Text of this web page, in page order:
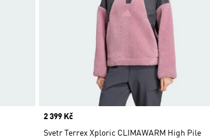
Price
2 399 Kč
Svetr Terrex Xploric CLIMAWARM High Pile